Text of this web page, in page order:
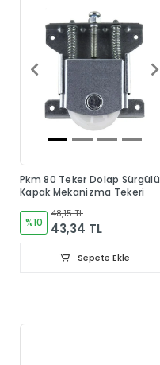
Pkm 80 Teker Dolap Sürgülü
Kapak Mekanizma Tekeri
%10
48,15 TL
43,34 TL
Sepete Ekle